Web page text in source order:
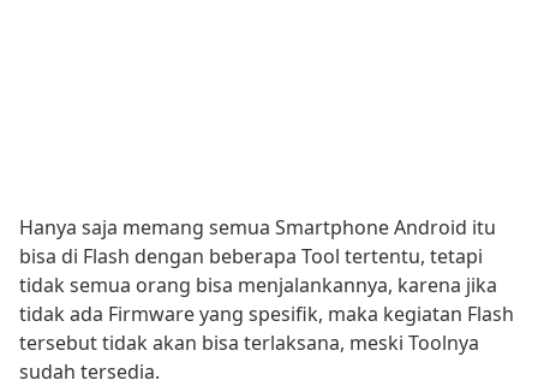
Hanya saja memang semua Smartphone Android itu
bisa di Flash dengan beberapa Tool tertentu, tetapi
tidak semua orang bisa menjalankannya, karena jika
tidak ada Firmware yang spesifik, maka kegiatan Flash
tersebut tidak akan bisa terlaksana, meski Toolnya
sudah tersedia.